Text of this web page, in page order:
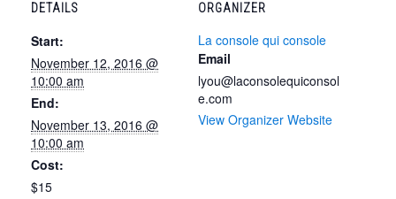
DETAILS
Start:
November 12, 2016 @
10:00 am
End:
November 13, 2016 @
10:00 am
Cost:
$15
ORGANIZER
La console qui console
Email
lyou@laconsolequiconsol
e.com
View Organizer Website